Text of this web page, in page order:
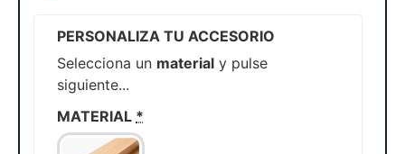
PERSONALIZA TU ACCESORIO
Selecciona un material y pulse
siguiente...
MATERIAL *